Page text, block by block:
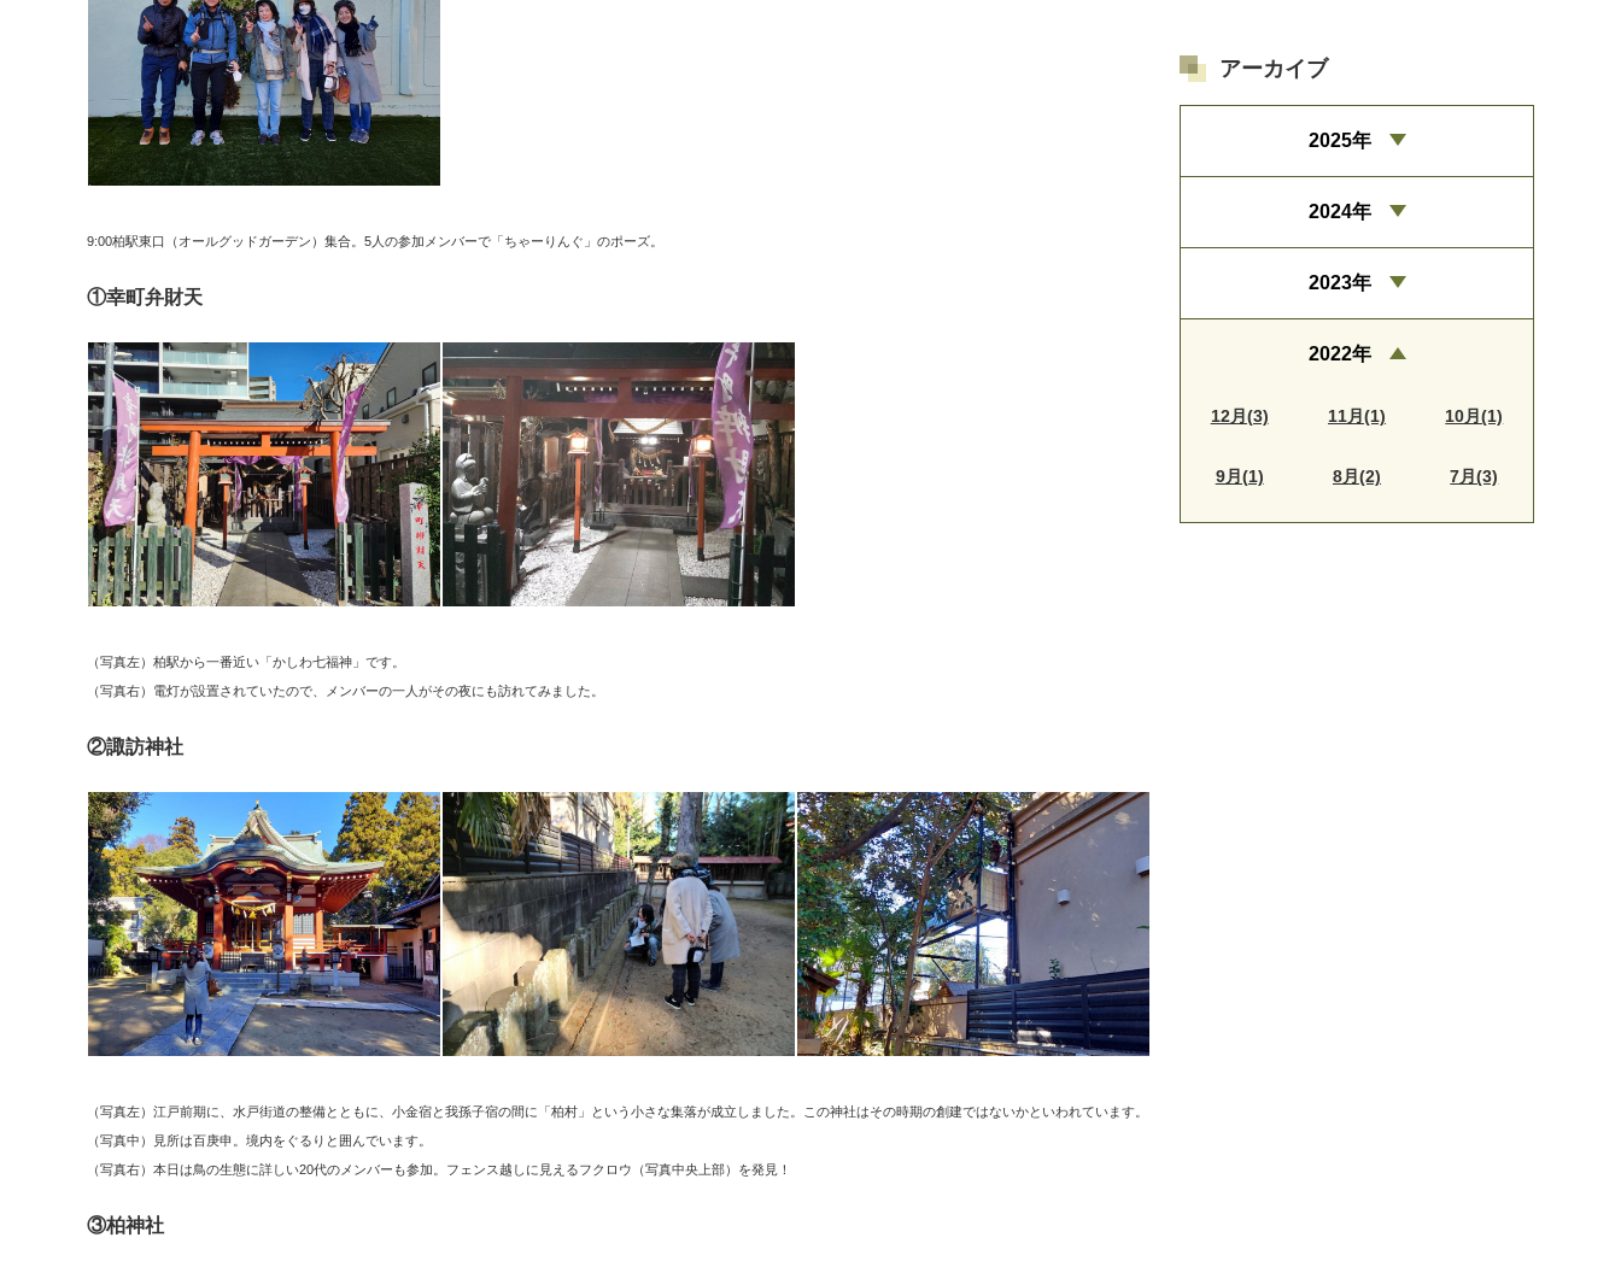
9:00柏駅東口（オールグッドガーデン）集合。5人の参加メンバーで「ちゃーりんぐ」のポーズ。
①幸町弁財天
（写真左）柏駅から一番近い「かしわ七福神」です。
（写真右）電灯が設置されていたので、メンバーの一人がその夜にも訪れてみました。
②諏訪神社
（写真左）江戸前期に、水戸街道の整備とともに、小金宿と我孫子宿の間に「柏村」という小さな集落が成立しました。この神社はその時期の創建ではないかといわれています。
（写真中）見所は百庚申。境内をぐるりと囲んでいます。
（写真右）本日は鳥の生態に詳しい20代のメンバーも参加。フェンス越しに見えるフクロウ（写真中央上部）を発見！
③柏神社
アーカイブ
2025年
2024年
2023年
2022年
12月(3) 11月(1) 10月(1)
9月(1) 8月(2) 7月(3)